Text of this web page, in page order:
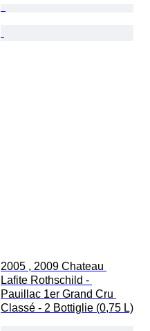
2005 , 2009 Chateau
Lafite Rothschild -
Pauillac 1er Grand Cru
Classé - 2 Bottiglie (0,75 L)